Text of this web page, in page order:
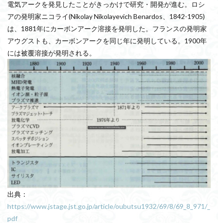
電気アークを発見したことがきっかけで研究・開発が進む。ロシ
アの発明家ニコライ(Nikolay Nikolayevich Benardos、1842-1905)
は、1881年にカーボンアーク溶接を発明した。フランスの発明家
アウグストも、カーボンアークを同じ年に発明している。1900年
には被覆溶接が発明される。
出典：
https://www.jstage.jst.go.jp/article/oubutsu1932/69/8/69_8_971/_
pdf